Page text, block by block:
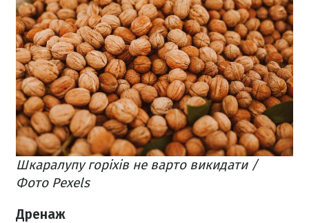
Шкаралупу горіхів не варто викидати /
Фото Pexels
Дренаж